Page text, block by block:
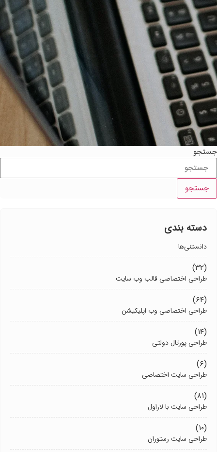
جستجو
جستجو
دسته بندی
دانستنی‌ها
(۳۲)
طراحی اختصاصی قالب وب سایت
(۶۴)
طراحی اختصاصی وب اپلیکیشن
(۱۴)
طراحی پورتال دولتی
(۶)
طراحی سایت اختصاصی
(۸۱)
طراحی سایت با لاراول
(۱۰)
طراحی سایت رستوران